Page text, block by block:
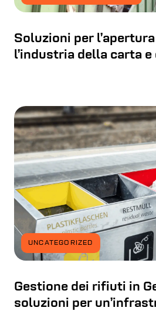
Soluzioni per
l’industria della carta
UNCATEGORIZED
Gestione dei rifiuti in
soluzioni per